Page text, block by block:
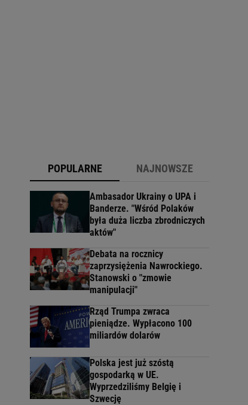
POPULARNE NAJNOWSZE
Ambasador Ukrainy o UPA i
Banderze. "Wśród Polaków
była duża liczba zbrodniczych
aktów"
Debata na rocznicy
zaprzysiężenia Nawrockiego.
Stanowski o "zmowie
manipulacji"
Rząd Trumpa zwraca
pieniądze. Wypłacono 100
miliardów dolarów
Polska jest już szóstą
gospodarką w UE.
Wyprzedziliśmy Belgię i
Szwecję